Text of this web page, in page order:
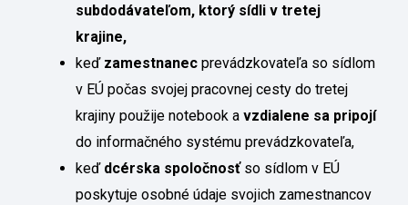
subdodávateľom, ktorý sídli v tretej
krajine,
keď zamestnanec prevádzkovateľa so sídlom
v EÚ počas svojej pracovnej cesty do tretej
krajiny použije notebook a vzdialene sa pripojí
do informačného systému prevádzkovateľa,
keď dcérska spoločnosťso sídlom v EÚ
poskytuje osobné údaje svojich zamestnancov